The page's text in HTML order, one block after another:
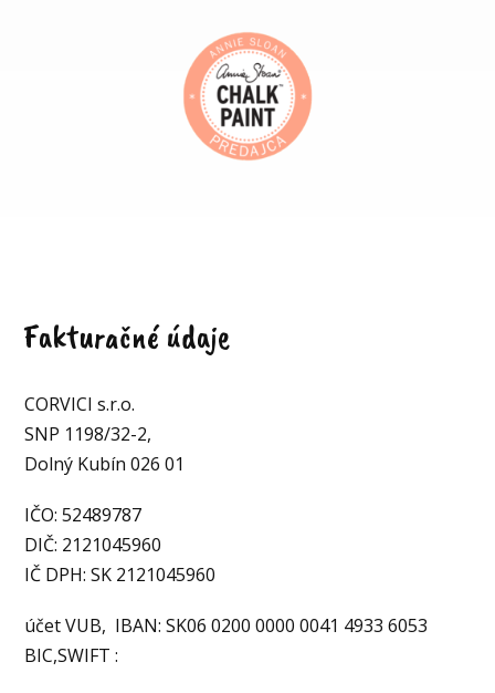
Fakturačné údaje
CORVICI s.r.o.
SNP 1198/32-2,
Dolný Kubín 026 01
IČO: 52489787
DIČ: 2121045960
IČ DPH: SK 2121045960
účet VUB, IBAN: SK06 0200 0000 0041 4933 6053
BIC,SWIFT :